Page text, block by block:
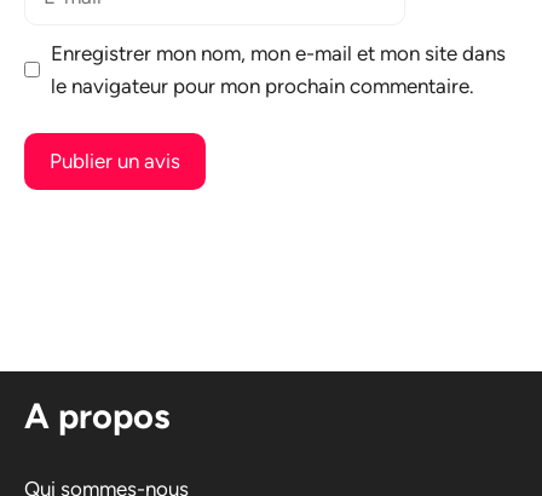
Enregistrer mon nom, mon e-mail et mon site dans
le navigateur pour mon prochain commentaire.
a
i
A propos
Qui sommes-nous